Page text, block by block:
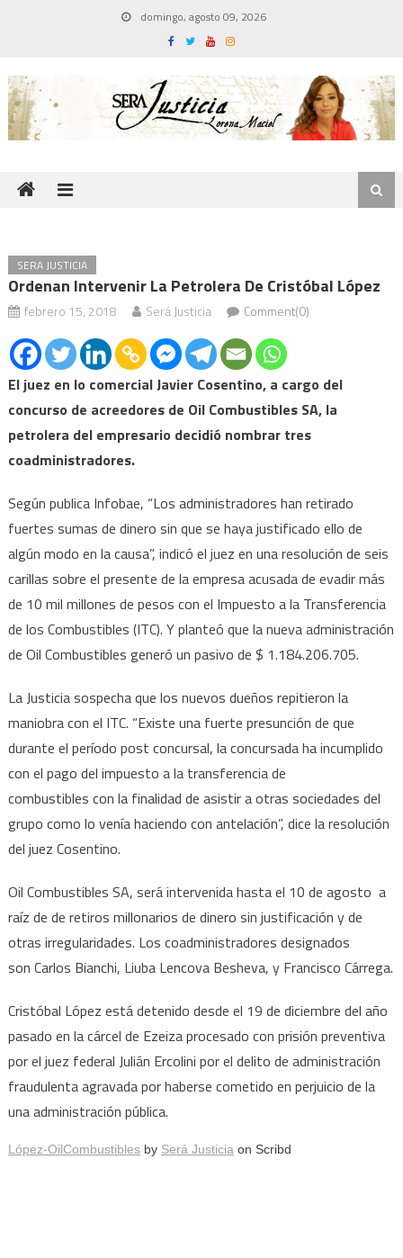
domingo, agosto 09, 2026
SERA JUSTICIA
Ordenan Intervenir La Petrolera De Cristóbal López
febrero 15, 2018 Será Justicia Comment(0)
El juez en lo comercial Javier Cosentino, a cargo del
concurso de acreedores de Oil Combustibles SA, la
petrolera del empresario decidió nombrar tres
coadministradores.
Según publica Infobae, “Los administradores han retirado
fuertes sumas de dinero sin que se haya justificado ello de
algún modo en la causa”, indicó el juez en una resolución de seis
carillas sobre el presente de la empresa acusada de evadir más
de 10 mil millones de pesos con el Impuesto a la Transferencia
de los Combustibles (ITC). Y planteó que la nueva administración
de Oil Combustibles generó un pasivo de $ 1.184.206.705.
La Justicia sospecha que los nuevos dueños repitieron la
maniobra con el ITC. “Existe una fuerte presunción de que
durante el período post concursal, la concursada ha incumplido
con el pago del impuesto a la transferencia de
combustibles con la finalidad de asistir a otras sociedades del
grupo como lo venía haciendo con antelación”, dice la resolución
del juez Cosentino.
Oil Combustibles SA, será intervenida hasta el 10 de agosto a
raíz de de retiros millonarios de dinero sin justificación y de
otras irregularidades. Los coadministradores designados
son Carlos Bianchi, Liuba Lencova Besheva, y Francisco Cárrega.
Cristóbal López está detenido desde el 19 de diciembre del año
pasado en la cárcel de Ezeiza procesado con prisión preventiva
por el juez federal Julián Ercolini por el delito de administración
fraudulenta agravada por haberse cometido en perjuicio de la
una administración pública.
López-OilCombustiblesby Será Justicia on Scribd